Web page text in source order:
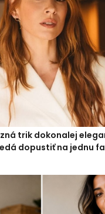
trik dokonalej
dopustiť na jednu